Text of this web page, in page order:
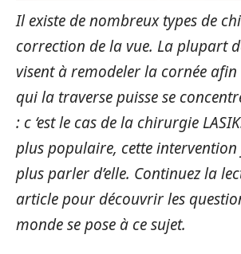
Il existe de nombreux types de
correction de la vue. La plupart
visent à remodeler la cornée
qui la traverse puisse se
: c ‘est le cas de la chirurgie
plus populaire, cette
plus parler d’elle. Continuez la
article pour découvrir les
monde se pose à ce sujet.